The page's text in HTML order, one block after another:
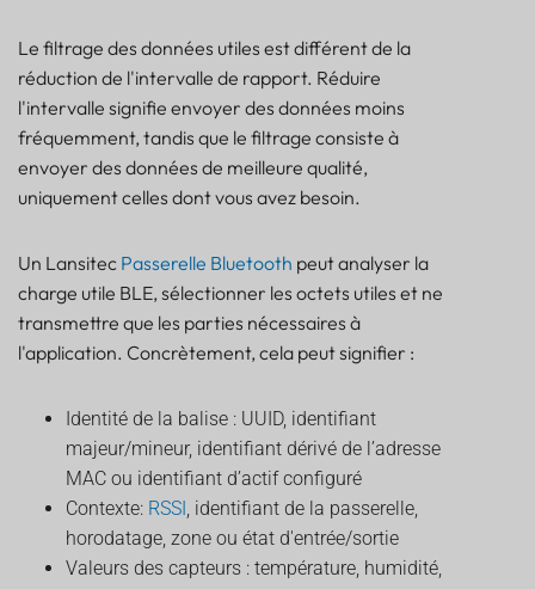
Le filtrage des données utiles est différent de la
réduction de l'intervalle de rapport. Réduire
l'intervalle signifie envoyer des données moins
fréquemment, tandis que le filtrage consiste à
envoyer des données de meilleure qualité,
uniquement celles dont vous avez besoin.
Un Lansitec Passerelle Bluetooth peut analyser la
charge utile BLE, sélectionner les octets utiles et ne
transmettre que les parties nécessaires à
l'application. Concrètement, cela peut signifier :
Identité de la balise : UUID, identifiant
majeur/mineur, identifiant dérivé de l’adresse
MAC ou identifiant d’actif configuré
Contexte: RSSI, identifiant de la passerelle,
horodatage, zone ou état d'entrée/sortie
Valeurs des capteurs : température, humidité,